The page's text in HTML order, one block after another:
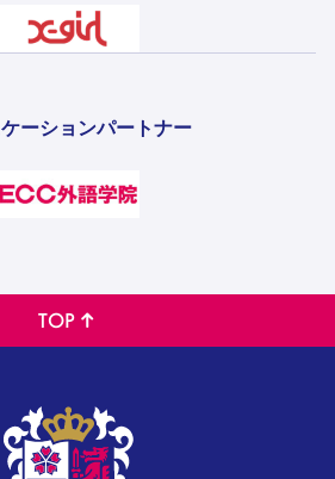
ーションパートナー
TOP